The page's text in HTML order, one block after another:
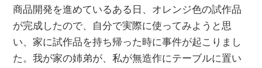
商品開発を進めているある日、オレンジ色の試作品
が完成したので、自分で実際に使ってみようと思
い、家に試作品を持ち帰った時に事件が起こりまし
た。我が家の姉弟が、私が無造作にテーブルに置い